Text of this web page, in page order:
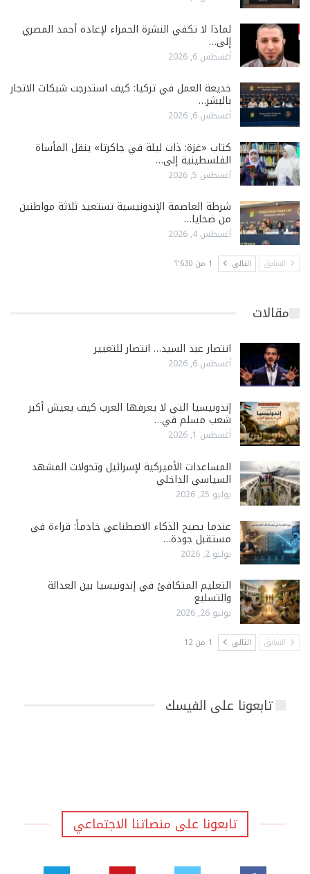
لماذا لا تكفي النشرة الحمراء لإعادة أحمد المصري
إلى…
أغسطس 6, 2026
خديعة العمل في تركيا: كيف استدرجت شبكات الاتجار
بالبشر…
أغسطس 6, 2026
كتاب «غزة: ذات ليلة في جاكرتا» ينقل المأساة
الفلسطينية إلى…
أغسطس 5, 2026
شرطة العاصمة الإندونيسية تستعيد ثلاثة مواطنين
من ضحايا…
أغسطس 4, 2026
السابق التالي 1 من 1٬630
مقالات
انتصار عبد السيد… انتصار للتغيير
أغسطس 6, 2026
إندونيسيا التي لا يعرفها العرب كيف يعيش أكبر
شعب مسلم في…
أغسطس 1, 2026
المساعدات الأميركية لإسرائيل وتحولات المشهد
السياسي الداخلي
يوليو 25, 2026
عندما يصبح الذكاء الاصطناعي خادماً: قراءة في
مستقبل جودة…
يوليو 2, 2026
التعليم المتكافئ في إندونيسيا بين العدالة
والتسليع
يونيو 26, 2026
السابق التالي 1 من 12
تابعونا على الفيسك
تابعونا على منصاتنا الاجتماعي